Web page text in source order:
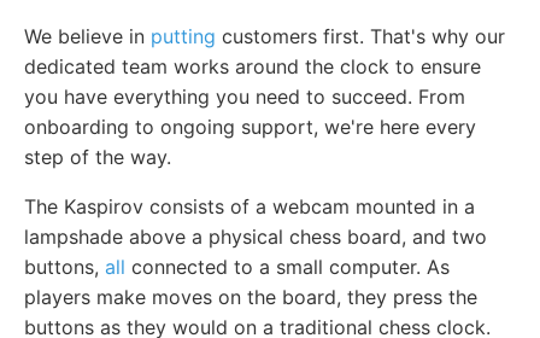
We believe in putting customers first. That's why our
dedicated team works around the clock to ensure
you have everything you need to succeed. From
onboarding to ongoing support, we're here every
step of the way.
The Kaspirov consists of a webcam mounted in a
lampshade above a physical chess board, and two
buttons, all connected to a small computer. As
players make moves on the board, they press the
buttons as they would on a traditional chess clock.